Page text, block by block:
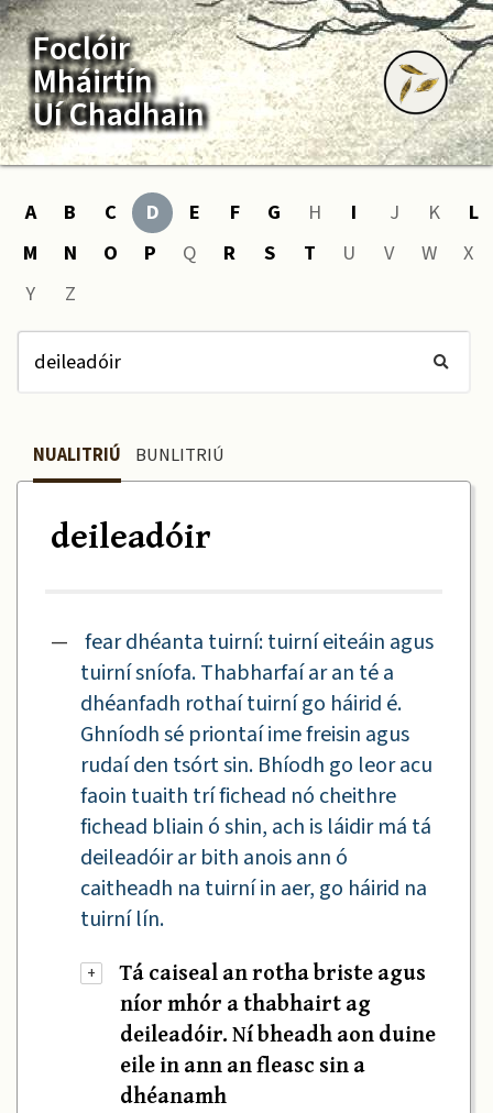
Foclóir
Mháirtín
Uí Chadhain
A B C D E F G H I J K
L
M
N O P Q R S T U V W
X
Y
Z
NUALITRIÚ BUNLITRIÚ
deileadóir
— fear dhéanta tuirní: tuirní eiteáin agus
tuirní sníofa. Thabharfaí ar an té a
dhéanfadh rothaí tuirní go háirid é.
Ghníodh sé priontaí ime freisin agus
rudaí den tsórt sin. Bhíodh go leor acu
faoin tuaith trí fichead nó cheithre
fichead bliain ó shin, ach is láidir má tá
deileadóir ar bith anois ann ó
caitheadh na tuirní in aer, go háirid na
tuirní lín.
+
Tá caiseal an rotha briste agus
níor mhór a thabhairt ag
deileadóir. Ní bheadh aon duine
eile in ann an fleasc sin a
dhéanamh